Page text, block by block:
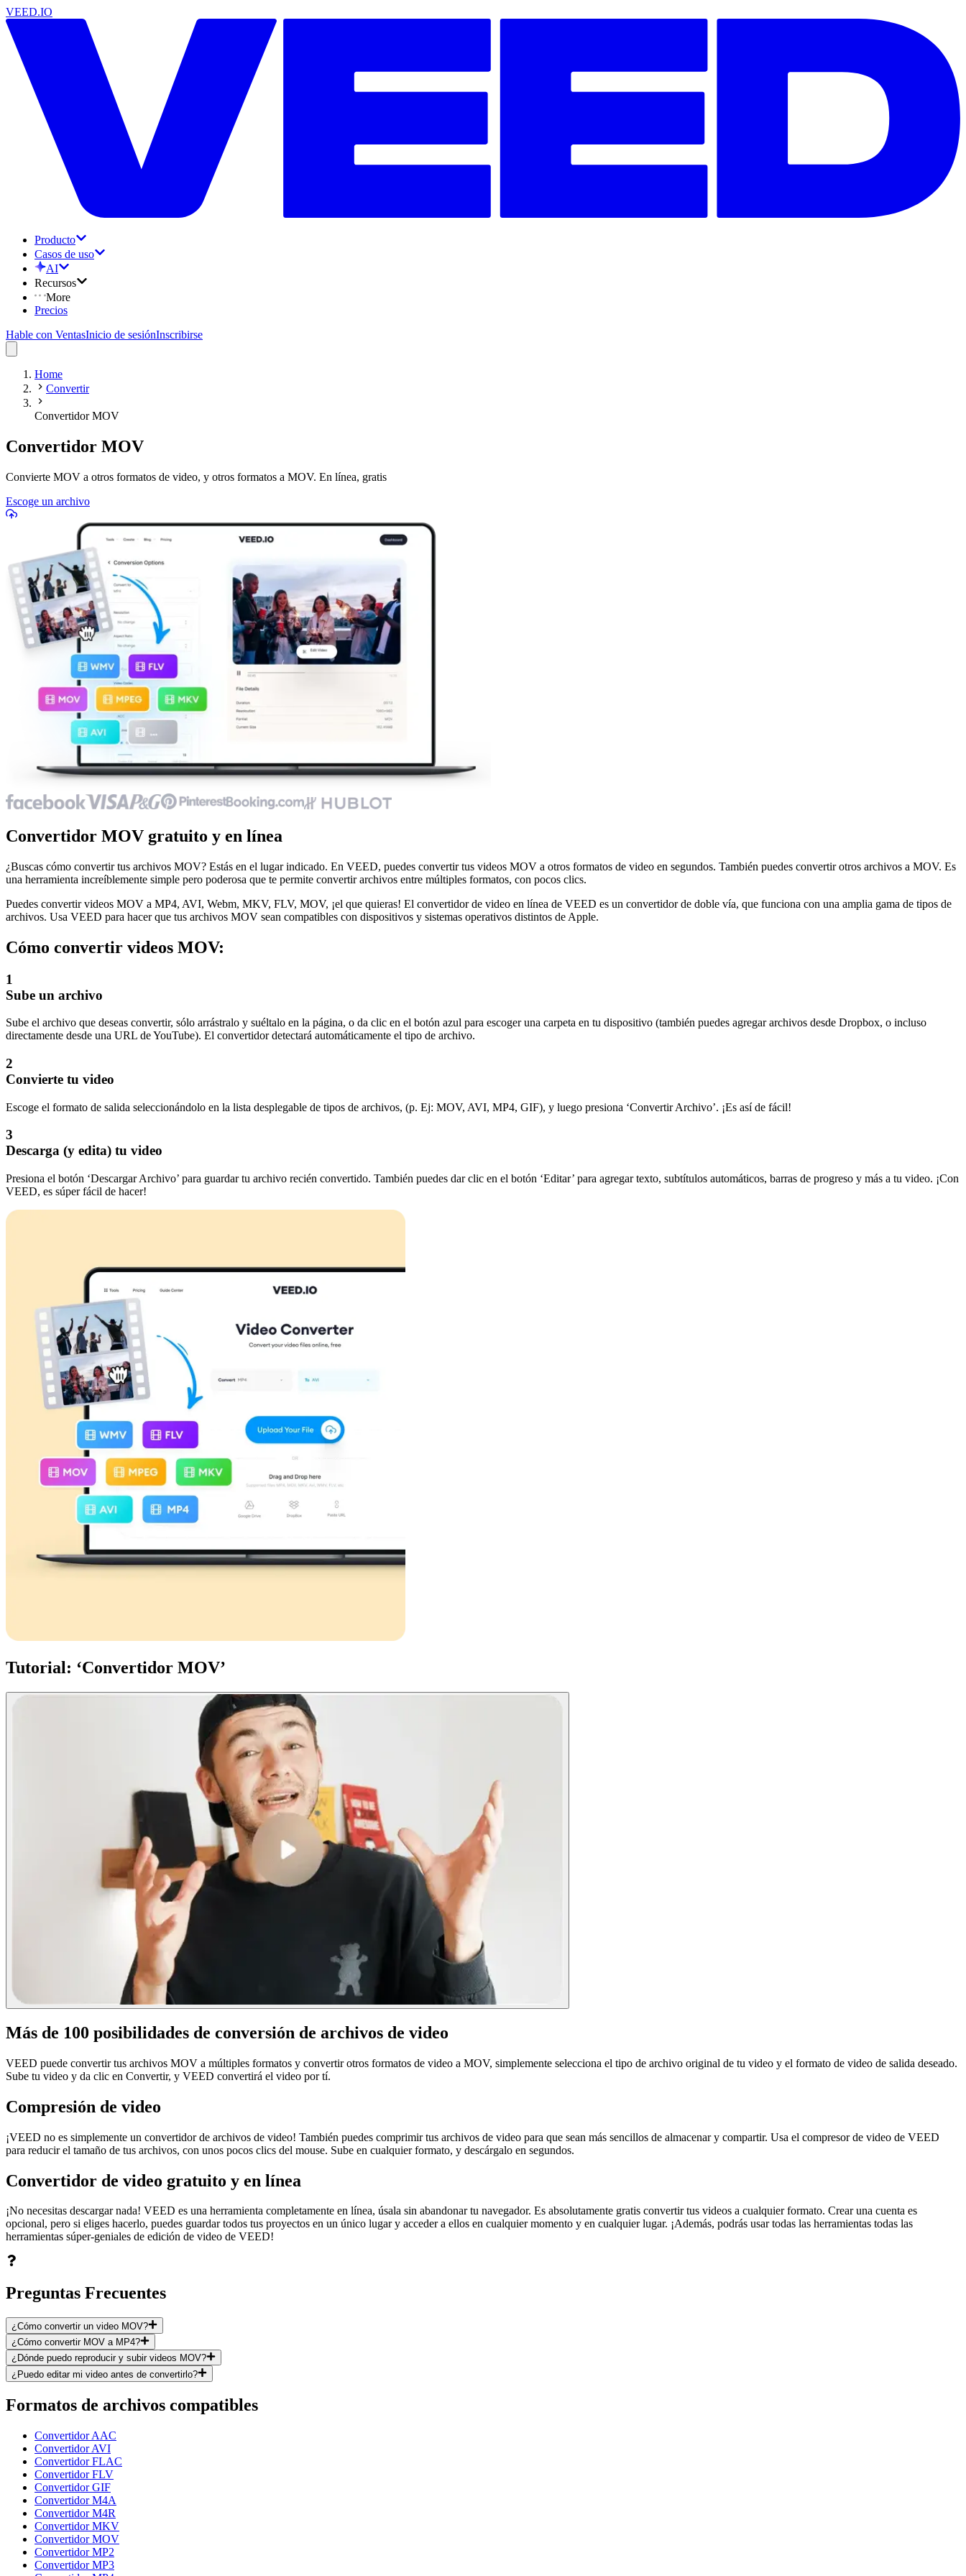
VEED.IO
Producto
Casos de uso
AI
Recursos
More
Precios
Hable con VentasInicio de sesiónInscribirse
Home
Convertir
Convertidor MOV
Convertidor MOV
Convierte MOV a otros formatos de video, y otros formatos a MOV. En línea, gratis
Escoge un archivo
Convertidor MOV gratuito y en línea
¿Buscas cómo convertir tus archivos MOV? Estás en el lugar indicado. En VEED, puedes convertir tus videos MOV a otros formatos de video en segundos. También puedes convertir otros archivos a MOV. Es
una herramienta increíblemente simple pero poderosa que te permite convertir archivos entre múltiples formatos, con pocos clics.
Puedes convertir videos MOV a MP4, AVI, Webm, MKV, FLV, MOV, ¡el que quieras! El convertidor de video en línea de VEED es un convertidor de doble vía, que funciona con una amplia gama de tipos de
archivos. Usa VEED para hacer que tus archivos MOV sean compatibles con dispositivos y sistemas operativos distintos de Apple.
Cómo convertir videos MOV:
1
Sube un archivo
Sube el archivo que deseas convertir, sólo arrástralo y suéltalo en la página, o da clic en el botón azul para escoger una carpeta en tu dispositivo (también puedes agregar archivos desde Dropbox, o incluso
directamente desde una URL de YouTube). El convertidor detectará automáticamente el tipo de archivo.
2
Convierte tu video
Escoge el formato de salida seleccionándolo en la lista desplegable de tipos de archivos, (p. Ej: MOV, AVI, MP4, GIF), y luego presiona ‘Convertir Archivo’. ¡Es así de fácil!
3
Descarga (y edita) tu video
Presiona el botón ‘Descargar Archivo’ para guardar tu archivo recién convertido. También puedes dar clic en el botón ‘Editar’ para agregar texto, subtítulos automáticos, barras de progreso y más a tu video. ¡Con
VEED, es súper fácil de hacer!
Tutorial: ‘Convertidor MOV’
Más de 100 posibilidades de conversión de archivos de video
VEED puede convertir tus archivos MOV a múltiples formatos y convertir otros formatos de video a MOV, simplemente selecciona el tipo de archivo original de tu video y el formato de video de salida deseado.
Sube tu video y da clic en Convertir, y VEED convertirá el video por tí.
Compresión de video
¡VEED no es simplemente un convertidor de archivos de video! También puedes comprimir tus archivos de video para que sean más sencillos de almacenar y compartir. Usa el compresor de video de VEED
para reducir el tamaño de tus archivos, con unos pocos clics del mouse. Sube en cualquier formato, y descárgalo en segundos.
Convertidor de video gratuito y en línea
¡No necesitas descargar nada! VEED es una herramienta completamente en línea, úsala sin abandonar tu navegador. Es absolutamente gratis convertir tus videos a cualquier formato. Crear una cuenta es
opcional, pero si eliges hacerlo, puedes guardar todos tus proyectos en un único lugar y acceder a ellos en cualquier momento y en cualquier lugar. ¡Además, podrás usar todas las herramientas todas las
herramientas súper-geniales de edición de video de VEED!
Preguntas Frecuentes
¿Cómo convertir un video MOV?
¿Cómo convertir MOV a MP4?
¿Dónde puedo reproducir y subir videos MOV?
¿Puedo editar mi video antes de convertirlo?
Formatos de archivos compatibles
Convertidor AAC
Convertidor AVI
Convertidor FLAC
Convertidor FLV
Convertidor GIF
Convertidor M4A
Convertidor M4R
Convertidor MKV
Convertidor MOV
Convertidor MP2
Convertidor MP3